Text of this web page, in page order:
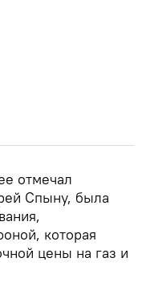
отмечал
Спыну, была
которая
цены на газ и